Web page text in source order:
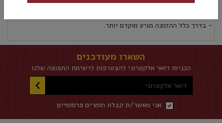
- בדרך כלל ההזמנה מגיע מוקדם יותר.
השארו מעודכנים
הכניסו דואר אלקטרוני להצטרפות לרשימת התפוצה שלנו
דואר אלקטרוני
אני מאשר/ת קבלת חומרים פרסומיים